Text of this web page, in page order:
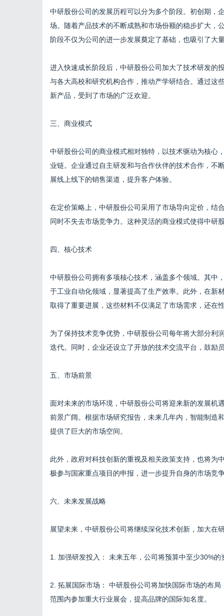
中研股份公司的发展历程可以分为多个阶段。初创期，
场。随着产品技术的不断成熟和市场份额的稳步扩大，
阶段不仅为公司的进一步发展奠定了基础，也吸引了大
进入快速成长阶段后，中研股份公司加大了技术研发的
与各大高校和研究机构合作，推动产学研结合。通过这
新产品，受到了市场的广泛欢迎。
三、商业模式
中研股份公司的商业模式相对独特，以技术驱动为核心
业链。企业通过自主研发和与合作伙伴的技术合作，不
展线上线下的销售渠道，提升客户体验。
在定价策略上，中研股份公司采用了市场导向定价，结
同时不失去市场竞争力。这种灵活的商业模式使得中研
四、核心技术
中研股份公司拥有多项核心技术，涵盖多个领域。其中
于工业自动化领域，显著提高了生产效率。此外，在新
取得了重要进展，这些材料不仅满足了市场需求，还在
为了保持技术竞争优势，中研股份公司每年将大部分利
迭代。同时，企业还设立了开放的技术交流平台，鼓励
五、市场前景
面对未来的市场环境，中研股份公司将迎来新的发展机
前景广阔。根据市场研究报告，未来几年内，智能制造
提供了巨大的市场空间。
此外，政府对科技创新的重视及相关政策支持，也将为
极参与国家重点项目的申报，进一步提升自身的市场竞
六、未来发展战略
展望未来，中研股份公司将继续深化技术创新，加大在
1. 加强研发投入： 未来五年，公司将预算中至少30%
2. 拓展国际市场： 中研股份公司将加快国际市场的布
范围内参加重大行业展会，提高品牌的国际知名度。